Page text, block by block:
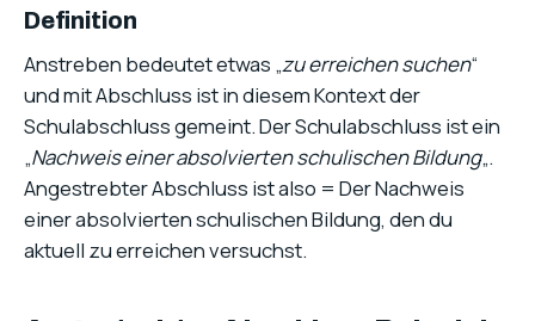
Definition
Anstreben bedeutet etwas „zu erreichen suchen“
und mit Abschluss ist in diesem Kontext der
Schulabschluss gemeint. Der Schulabschluss ist ein
„Nachweis einer absolvierten schulischen Bildung„.
Angestrebter Abschluss ist also = Der Nachweis
einer absolvierten schulischen Bildung, den du
aktuell zu erreichen versuchst.